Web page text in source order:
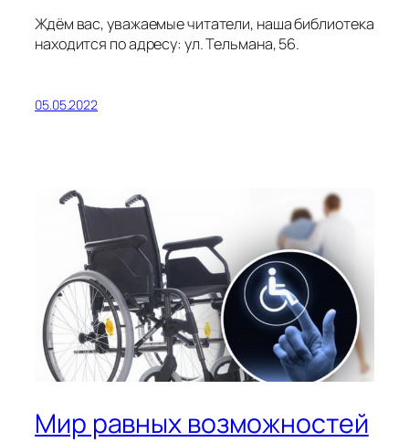
Ждём вас, уважаемые читатели, наша библиотека
находится по адресу: ул. Тельмана, 56.
05.05.2022
Мир равных возможностей